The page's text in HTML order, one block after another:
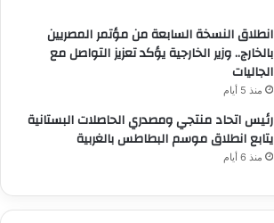
انطلاق النسخة السابعة من مؤتمر المصريين
بالخارج.. وزير الخارجية يؤكد تعزيز التواصل مع
الجاليات
منذ 5 أيام
رئيس اتحاد منتجي ومصدري الحاصلات البستانية
يتابع انطلاق موسم البطاطس بالغربية
منذ 6 أيام